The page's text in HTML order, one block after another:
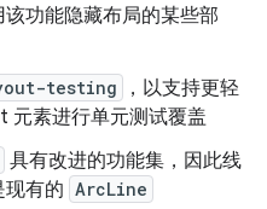
功能隐藏布局的某些部
testing
，以支持更轻
元素进行单元测试覆盖
具有改进的功能集，因此线
现有的 ArcLine